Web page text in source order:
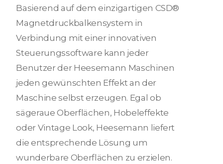
Basierend auf dem einzigartigen CSD®
Magnetdruckbalkensystem in
Verbindung mit einer innovativen
Steuerungssoftware kann jeder
Benutzer der Heesemann Maschinen
jeden gewünschten Effekt an der
Maschine selbst erzeugen. Egal ob
sägeraue Oberflächen, Hobeleffekte
oder Vintage Look, Heesemann liefert
die entsprechende Lösung um
wunderbare Oberflächen zu erzielen.